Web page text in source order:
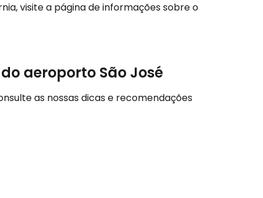
visite a página de informações sobre o
aeroporto São José
as nossas dicas e recomendações